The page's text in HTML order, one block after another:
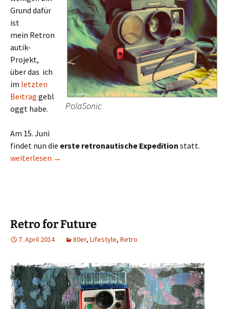
PolaSonic
Grund dafür
ist
mein Retron
autik-
Projekt,
über das ich
im letzten
Beitrag gebl
oggt habe.
Am 15. Juni
findet nun die erste retronautische Expedition statt.
Erste retronautische Expedition
weiterlesen →
Retro for Future
7. April 2014 80er, Lifestyle, Retro